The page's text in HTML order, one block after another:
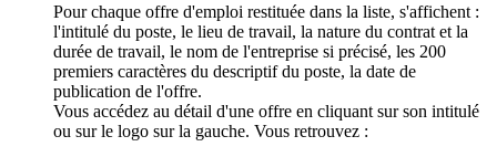
Pour chaque offre d'emploi restituée dans la liste, s'affichent :
l'intitulé du poste, le lieu de travail, la nature du contrat et la
durée de travail, le nom de l'entreprise si précisé, les 200
premiers caractères du descriptif du poste, la date de
publication de l'offre.
Vous accédez au détail d'une offre en cliquant sur son intitulé
ou sur le logo sur la gauche. Vous retrouvez :